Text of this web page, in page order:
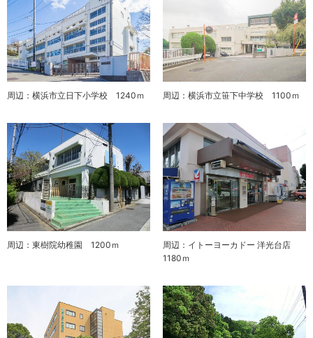
周辺：横浜市立日下小学校 1240ｍ 周辺：横浜市立笹下中学校 1100ｍ
周辺：東樹院幼稚園 1200ｍ
周辺：イトーヨーカドー 洋光台店
1180ｍ